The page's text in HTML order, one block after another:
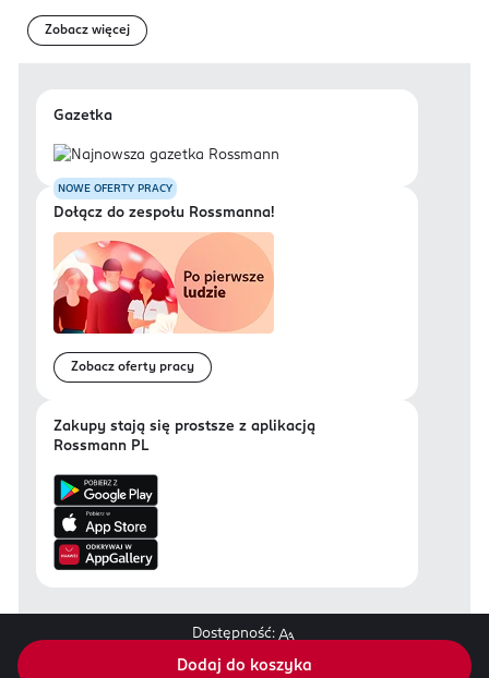
Dodaj do koszyka
Zobacz więcej
Gazetka
NOWE OFERTY PRACY
Dołącz do zespołu Rossmanna!
Zobacz oferty pracy
Zakupy stają się prostsze z aplikacją
Rossmann PL
Dostępność:
Regulamin sklepu Rossmann.pl